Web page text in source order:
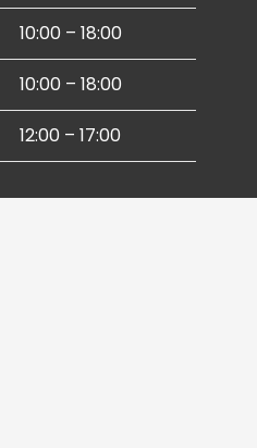
10:00 – 18:00
10:00 – 18:00
12:00 – 17:00